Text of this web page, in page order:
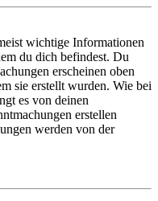
wichtige Informationen
du dich befindest. Du
erscheinen oben
sie erstellt wurden. Wie bei
es von deinen
erstellen
werden von der